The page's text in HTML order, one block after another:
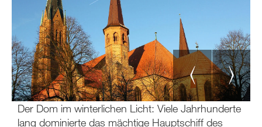
Der Dom im winterlichen Licht: Viele Jahrhunderte
lang dominierte das mächtige Hauptschiff des